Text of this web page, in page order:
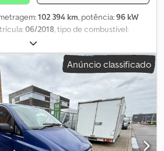
102 394 km, potência:96 kW
06/2018, tipo de combustível:
, peso máximo de carga:
branco, tipo de engrenagem:mecânico,
, comprimento do espaço de
do espaço de carga: 1 870 mm, altura do
, Tara: 2050kg, Peso bruto admissível:
carga (C L A): 3.600 mm x 1.870 mm x
de carga: 12 m³, Bancos em
PARA PROFISSIONAIS VENDIDO
ENCONTRA. Cedpfxsynnqxo Acisha
Anúncio classificado